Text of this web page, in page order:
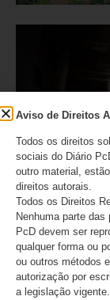
Aviso de Direitos
Todos os direitos
sociais do Diário
outro material,
direitos autorais.
Todos os Direitos
Nenhuma parte
PcD devem ser
qualquer forma ou
ou outros métodos
autorização por
a legislação vigente.